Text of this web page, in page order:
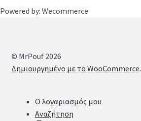
Powered by: Wecommerce
© MrPouf 2026
Δημιουργημένο με το WooCommerce.
Ο λογαριασμός μου
Αναζήτηση